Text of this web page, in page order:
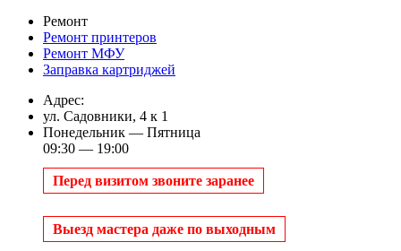
Ремонт
Ремонт принтеров
Ремонт МФУ
Заправка картриджей
Адрес:
ул. Садовники, 4 к 1
Понедельник — Пятница
09:30 — 19:00
Перед визитом звоните заранее
Выезд мастера даже по выходным